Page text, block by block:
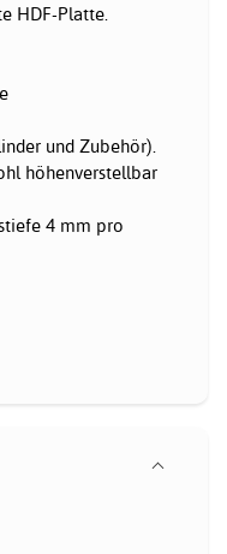
HDF-Platte.
und Zubehör).
höhenverstellbar
4 mm pro